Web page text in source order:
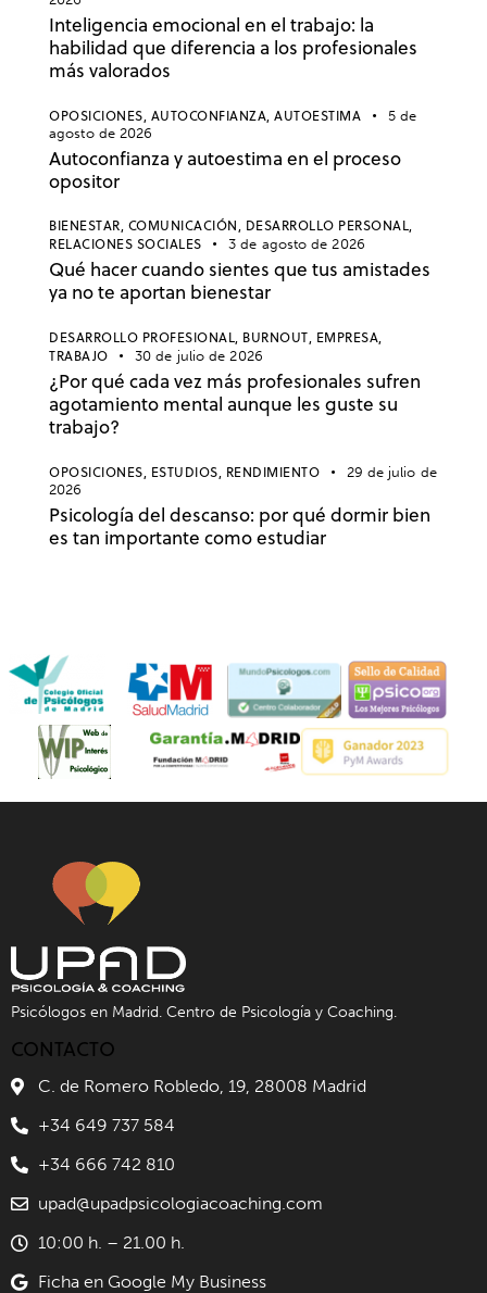
Inteligencia emocional en el trabajo: la
habilidad que diferencia a los profesionales
más valorados
OPOSICIONES, AUTOCONFIANZA, AUTOESTIMA
5 de
agosto de 2026
Autoconfianza y autoestima en el proceso
opositor
BIENESTAR, COMUNICACIÓN, DESARROLLO PERSONAL,
RELACIONES SOCIALES
3 de agosto de 2026
Qué hacer cuando sientes que tus amistades
ya no te aportan bienestar
DESARROLLO PROFESIONAL, BURNOUT, EMPRESA,
TRABAJO
30 de julio de 2026
¿Por qué cada vez más profesionales sufren
agotamiento mental aunque les guste su
trabajo?
OPOSICIONES, ESTUDIOS, RENDIMIENTO
29 de julio de
2026
Psicología del descanso: por qué dormir bien
es tan importante como estudiar
Psicólogos en Madrid. Centro de Psicología y Coaching.
CONTACTO
C. de Romero Robledo, 19, 28008 Madrid
+34 649 737 584
+34 666 742 810
upad@upadpsicologiacoaching.com
10:00 h. – 21.00 h.
Ficha en Google My Business